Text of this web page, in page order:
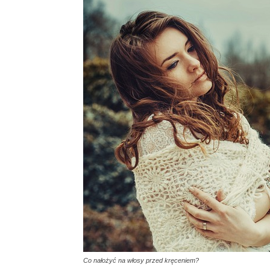
Co nałożyć na włosy przed kręceniem?